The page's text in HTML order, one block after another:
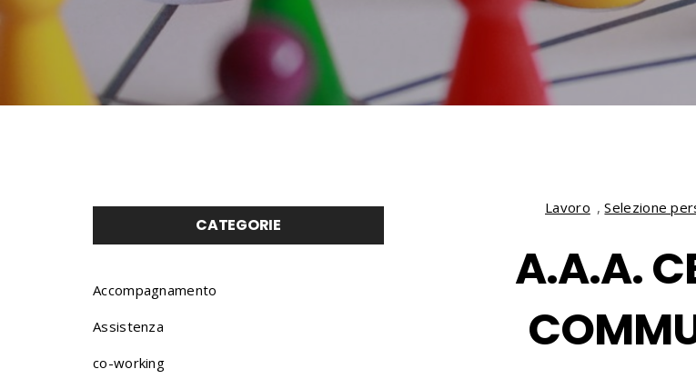
Lavoro ,Selezione
A.A.A.
CATEGORIE
Accompagnamento
Assistenza
co-working